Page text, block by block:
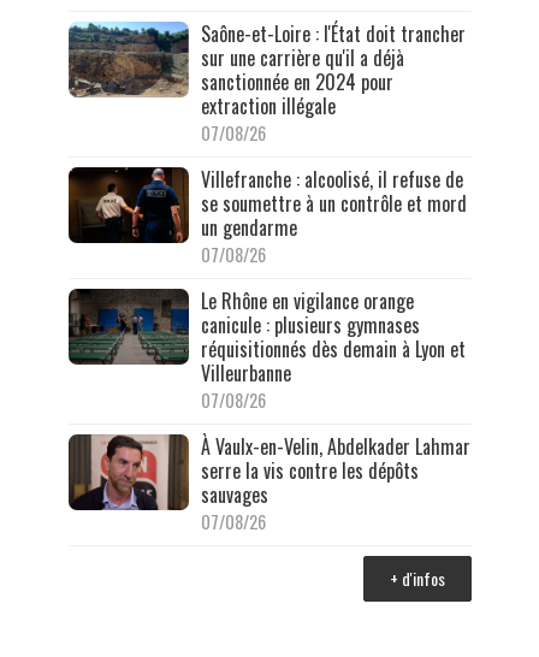
Saône-et-Loire : l'État doit trancher
sur une carrière qu'il a déjà
sanctionnée en 2024 pour
extraction illégale
07/08/26
Villefranche : alcoolisé, il refuse de
se soumettre à un contrôle et mord
un gendarme
07/08/26
Le Rhône en vigilance orange
canicule : plusieurs gymnases
réquisitionnés dès demain à Lyon et
Villeurbanne
07/08/26
À Vaulx-en-Velin, Abdelkader Lahmar
serre la vis contre les dépôts
sauvages
07/08/26
+ d'infos